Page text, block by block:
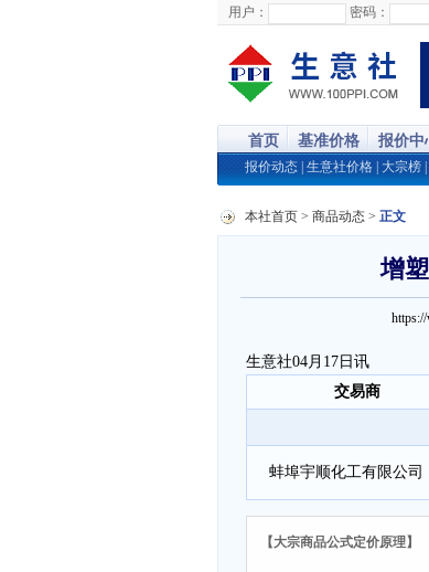
用户： 密码：
首页 基准价格 报价中
报价动态 生意社价格 大宗榜
本社首页 > 商品动态 > 正文
增
生意社04月17日讯
交易商
蚌埠宇顺化工有限公司
【大宗商品公式定价原理】